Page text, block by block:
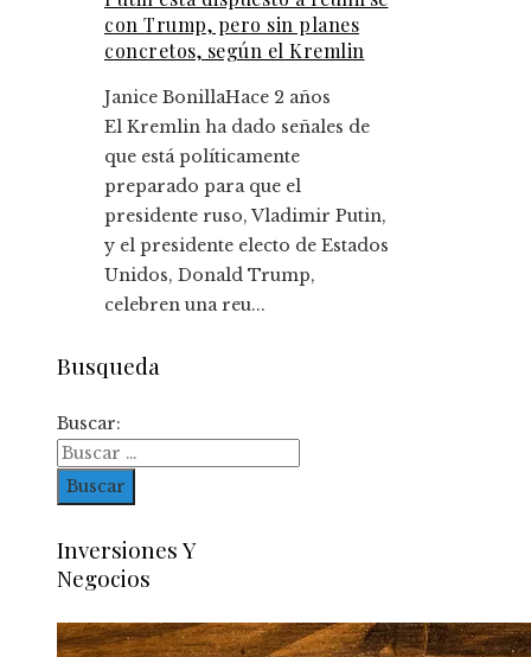
con Trump, pero sin planes
concretos, según el Kremlin
Janice BonillaHace 2 años
El Kremlin ha dado señales de
que está políticamente
preparado para que el
presidente ruso, Vladimir Putin,
y el presidente electo de Estados
Unidos, Donald Trump,
celebren una reu...
Busqueda
Buscar:
Inversiones Y
Negocios